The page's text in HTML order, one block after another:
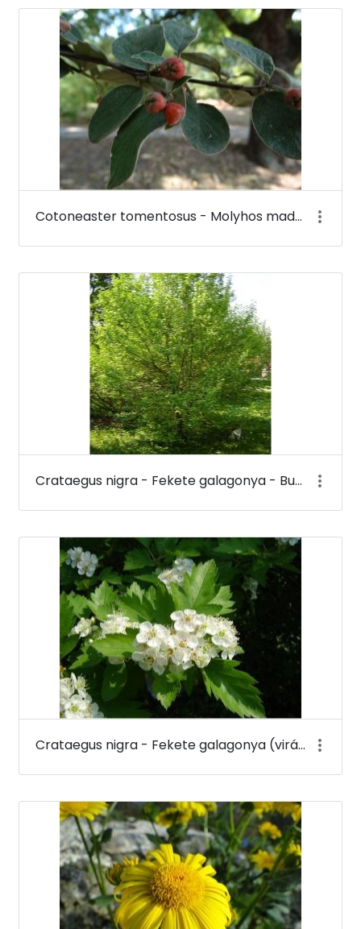
Cotoneaster tomentosus - Molyhos madárbirs - Budai Arborétum
Crataegus nigra - Fekete galagonya - Budai Arborétum
Crataegus nigra - Fekete galagonya (virága) - Budai Arborétum